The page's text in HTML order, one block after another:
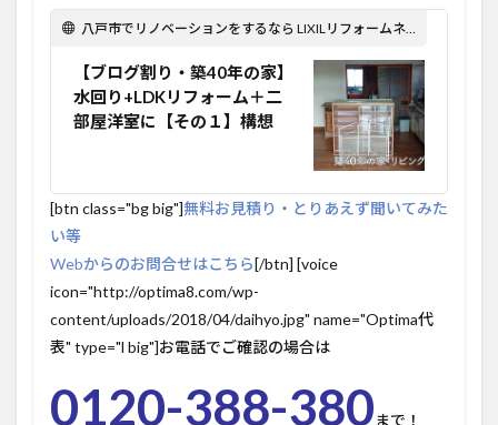
八戸市でリノベーションをするなら LIXILリフォームネット Optima Reform！
【ブログ割り・築40年の家】
水回り+LDKリフォーム＋二
部屋洋室に【その１】構想
[btn class="bg big"]無料お見積り・とりあえず聞いてみた
い等
Webからのお問合せはこちら[/btn] [voice
icon="http://optima8.com/wp-
content/uploads/2018/04/daihyo.jpg" name="Optima代
表" type="l big"]お電話でご確認の場合は
0120-388-380まで！